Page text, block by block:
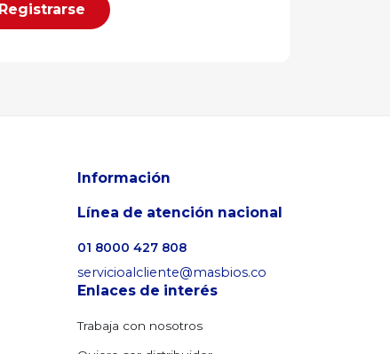
Registrarse
Información
Línea de atención nacional
01 8000 427 808
servicioalcliente@masbios.co
Enlaces de interés
Trabaja con nosotros